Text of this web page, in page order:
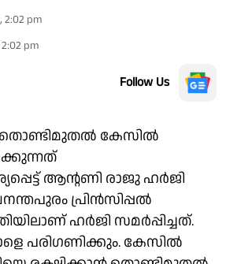
2:02 pm
pm
Follow Us
തൊണ്ടിമുതൽ കേസിൽ
ആന്റണി രാജു ഹർജി
പ്രിൻസിപ്പൽ
ഹർജി സമർപ്പിച്ചത്.
പരിഗണിക്കും. കേസിൽ